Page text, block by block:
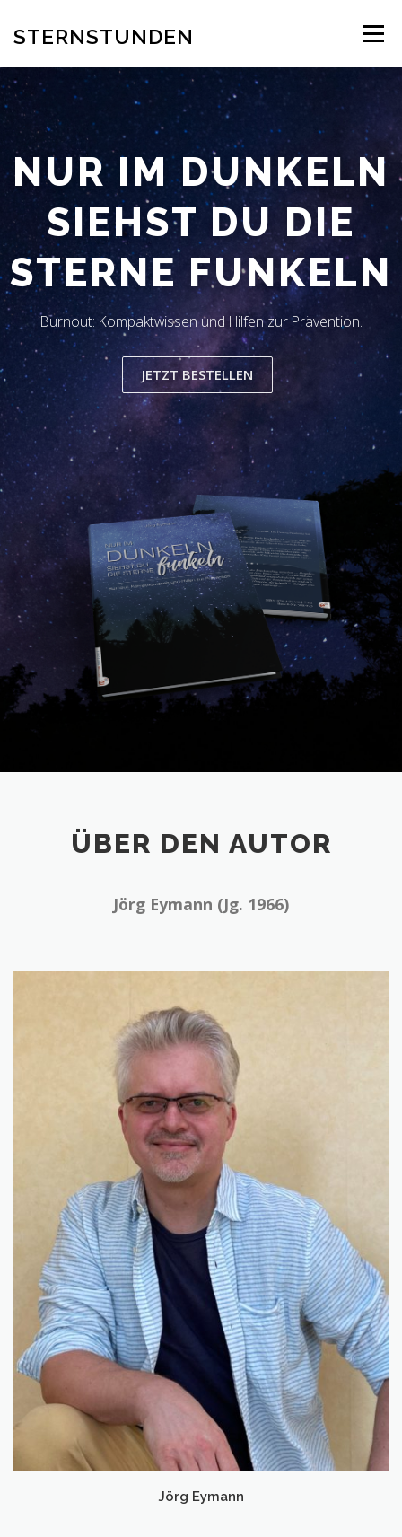
springen
STERNSTUNDEN Menü
AUTOR EINBLICK INS BUCH BESTELLUNG
REZENSION BLOG LESERSTIMMEN KONTAKT
NUR IM DUNKELN
SIEHST DU DIE
STERNE FUNKELN
Burnout: Kompaktwissen und Hilfen zur Prävention.
JETZT BESTELLEN
ÜBER DEN AUTOR
Jörg Eymann (Jg. 1966)
Jörg Eymann